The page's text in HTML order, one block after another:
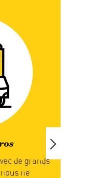
de saison
la nature qui
votre commande.